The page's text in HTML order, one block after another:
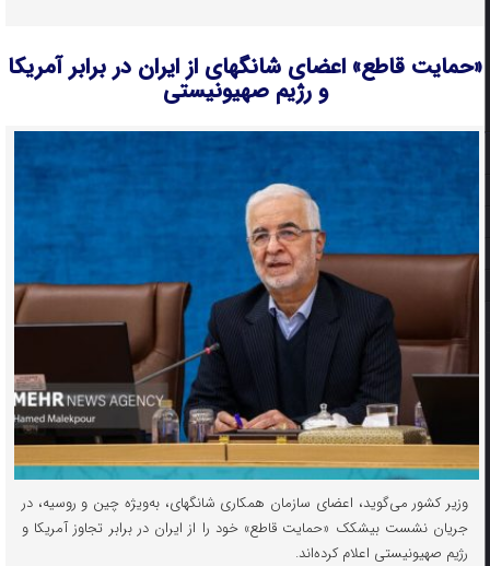
«حمایت قاطع» اعضای شانگهای از ایران در برابر آمریکا
و رژیم صهیونیستی
وزیر کشور می‌گوید، اعضای سازمان همکاری شانگهای، به‌ویژه چین و روسیه، در
جریان نشست بیشکک «حمایت قاطع» خود را از ایران در برابر تجاوز آمریکا و
رژیم صهیونیستی اعلام کرده‌اند.